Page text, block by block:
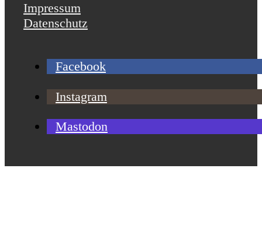
Impressum
Datenschutz
Facebook
Instagram
Mastodon